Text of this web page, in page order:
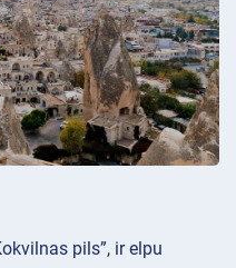
pils”, ir elpu